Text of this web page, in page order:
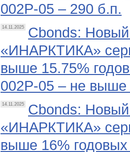
002Р-05 – 290 б.п.
14.11.2025
Cbonds: Новый
«ИНАРКТИКА»
выше 15.75%
002Р-05 – не выше
14.11.2025
Cbonds: Новый
«ИНАРКТИКА»
выше 16%